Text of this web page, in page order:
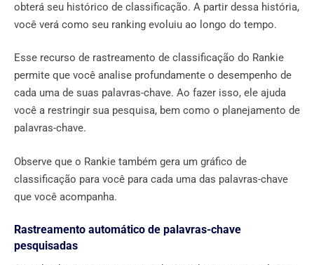
obterá seu histórico de classificação. A partir dessa história,
você verá como seu ranking evoluiu ao longo do tempo.
Esse recurso de rastreamento de classificação do Rankie
permite que você analise profundamente o desempenho de
cada uma de suas palavras-chave. Ao fazer isso, ele ajuda
você a restringir sua pesquisa, bem como o planejamento de
palavras-chave.
Observe que o Rankie também gera um gráfico de
classificação para você para cada uma das palavras-chave
que você acompanha.
Rastreamento automático de palavras-chave
pesquisadas